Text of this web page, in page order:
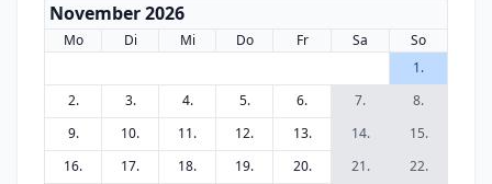
November 2026
Mo Di Mi Do Fr Sa
So
1.
2.
3. 4. 5. 6. 7.
8.
9.
10. 11. 12. 13. 14.
15.
16.
17. 18. 19. 20. 21.
22.